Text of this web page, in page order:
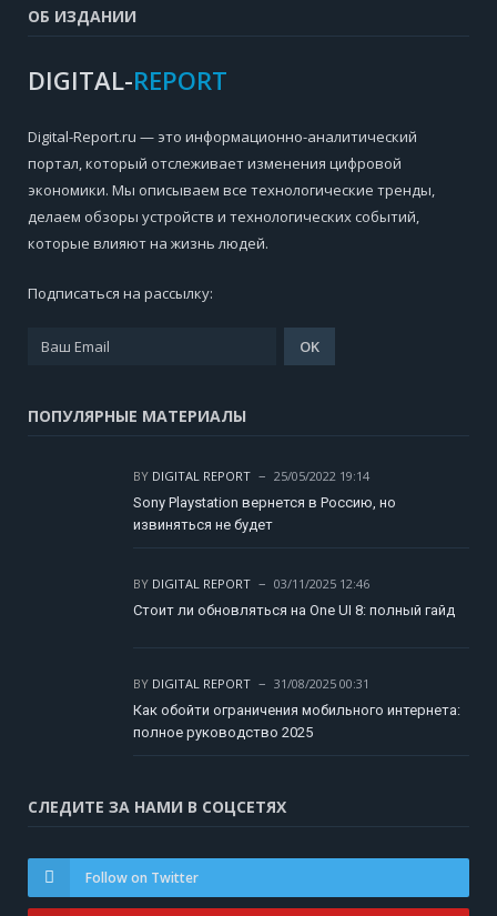
ОБ ИЗДАНИИ
DIGITAL-REPORT
Digital-Report.ru — это информационно-аналитический
портал, который отслеживает изменения цифровой
экономики. Мы описываем все технологические тренды,
делаем обзоры устройств и технологических событий,
которые влияют на жизнь людей.
Подписаться на рассылку:
ПОПУЛЯРНЫЕ МАТЕРИАЛЫ
BY DIGITAL REPORT
25/05/2022 19:14
Sony Playstation вернется в Россию, но
извиняться не будет
BY DIGITAL REPORT
03/11/2025 12:46
Стоит ли обновляться на One UI 8: полный гайд
BY DIGITAL REPORT
31/08/2025 00:31
Как обойти ограничения мобильного интернета:
полное руководство 2025
СЛЕДИТЕ ЗА НАМИ В СОЦСЕТЯХ
Follow on Twitter